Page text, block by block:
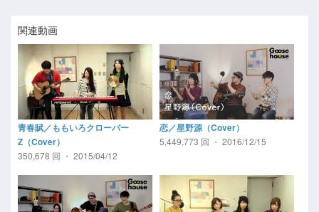
関連動画
青春賦／ももいろクローバー
Z（Cover）
350,678 回 ・ 2015/04/12
恋／星野源（Cover）
5,449,773 回 ・ 2016/12/15